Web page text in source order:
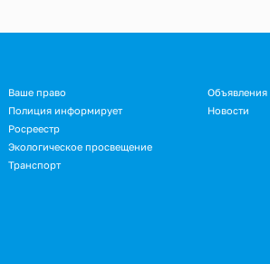
Ваше право
Полиция информирует
Росреестр
Экологическое просвещение
Транспорт
Объявления
Новости